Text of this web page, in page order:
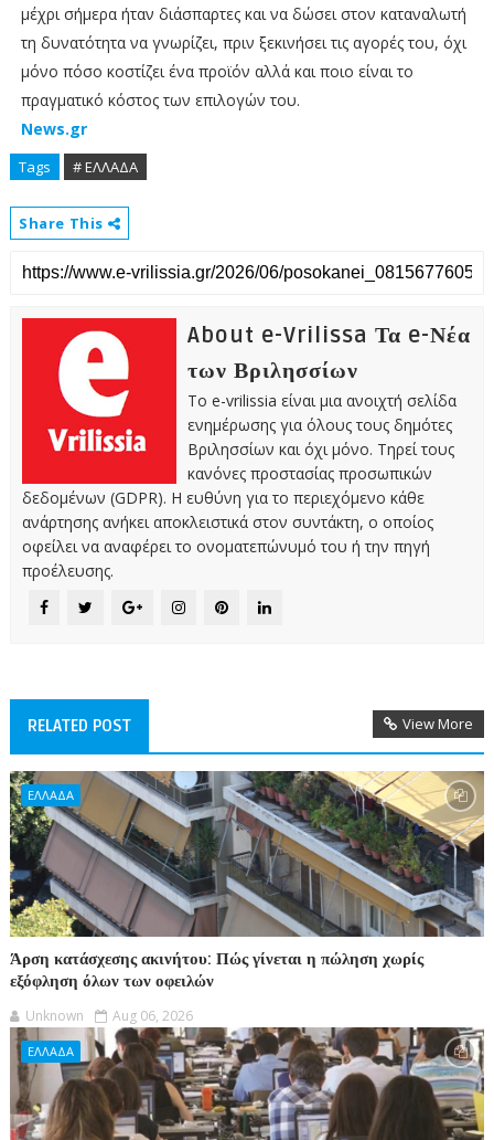
μέχρι σήμερα ήταν διάσπαρτες και να δώσει στον καταναλωτή
τη δυνατότητα να γνωρίζει, πριν ξεκινήσει τις αγορές του, όχι
μόνο πόσο κοστίζει ένα προϊόν αλλά και ποιο είναι το
πραγματικό κόστος των επιλογών του.
News.gr
Tags # ΕΛΛΑΔΑ
Share This
About e-Vrilissa Τα e-Νέα
των Βριλησσίων
Το e-vrilissia είναι μια ανοιχτή σελίδα
ενημέρωσης για όλους τους δημότες
Βριλησσίων και όχι μόνο. Τηρεί τους
κανόνες προστασίας προσωπικών
δεδομένων (GDPR). Η ευθύνη για το περιεχόμενο κάθε
ανάρτησης ανήκει αποκλειστικά στον συντάκτη, ο οποίος
οφείλει να αναφέρει το ονοματεπώνυμό του ή την πηγή
προέλευσης.
RELATED POST View More
ΕΛΛΑΔΑ
Άρση κατάσχεσης ακινήτου: Πώς γίνεται η πώληση χωρίς
εξόφληση όλων των οφειλών
Unknown Aug 06, 2026
ΕΛΛΑΔΑ